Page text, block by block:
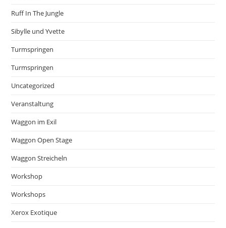
Ruff In The Jungle
Sibylle und Yvette
Turmspringen
Turmspringen
Uncategorized
Veranstaltung
Waggon im Exil
Waggon Open Stage
Waggon Streicheln
Workshop
Workshops
Xerox Exotique